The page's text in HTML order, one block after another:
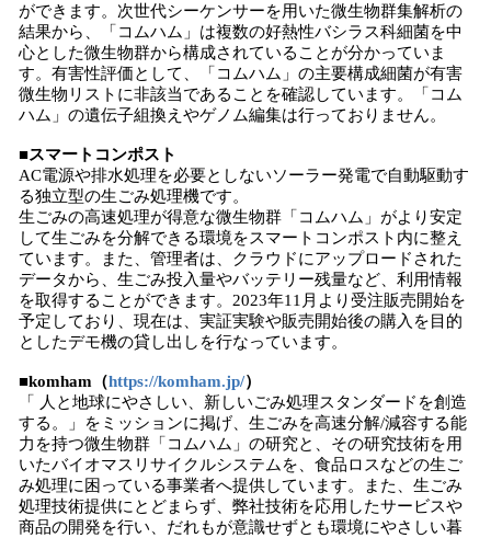
ができます。次世代シーケンサーを用いた微生物群集解析の
結果から、「コムハム」は複数の好熱性バシラス科細菌を中
心とした微生物群から構成されていることが分かっていま
す。有害性評価として、「コムハム」の主要構成細菌が有害
微生物リストに非該当であることを確認しています。「コム
ハム」の遺伝子組換えやゲノム編集は行っておりません。
■スマートコンポスト
AC電源や排水処理を必要としないソーラー発電で自動駆動す
る独立型の生ごみ処理機です。
生ごみの高速処理が得意な微生物群「コムハム」がより安定
して生ごみを分解できる環境をスマートコンポスト内に整え
ています。また、管理者は、クラウドにアップロードされた
データから、生ごみ投入量やバッテリー残量など、利用情報
を取得することができます。2023年11月より受注販売開始を
予定しており、現在は、実証実験や販売開始後の購入を目的
としたデモ機の貸し出しを行なっています。
■komham（https://komham.jp/）
「 人と地球にやさしい、新しいごみ処理スタンダードを創造
する。」をミッションに掲げ、生ごみを高速分解/減容する能
力を持つ微生物群「コムハム」の研究と、その研究技術を用
いたバイオマスリサイクルシステムを、食品ロスなどの生ご
み処理に困っている事業者へ提供しています。また、生ごみ
処理技術提供にとどまらず、弊社技術を応用したサービスや
商品の開発を行い、だれもが意識せずとも環境にやさしい暮